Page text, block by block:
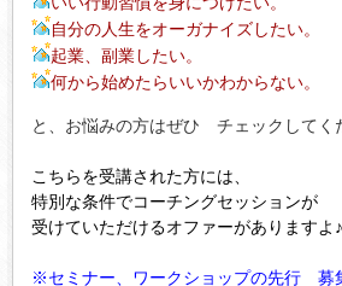
自分の人生をオーガナイズしたい。
起業、副業したい。
何から始めたらいいかわからない。
と、お悩みの方はぜひ チェックしてく
こちらを受講された方には、
特別な条件でコーチングセッションが
受けていただけるオファーがありますよ♪
※セミナー、ワークショップの先行 募